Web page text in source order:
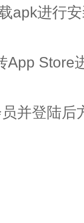
apk进行
App Store
并登陆后